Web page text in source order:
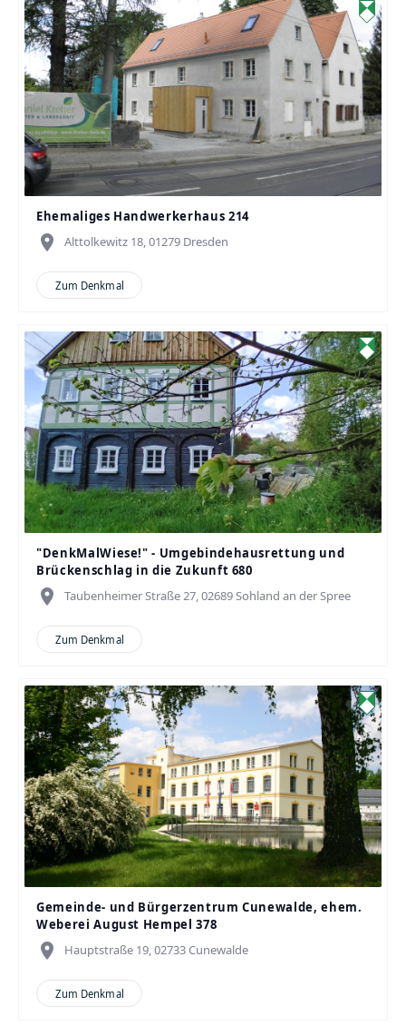
Ehemaliges Handwerkerhaus 214
place Alttolkewitz 18, 01279 Dresden
Zum Denkmal
"DenkMalWiese!" - Umgebindehausrettung und
Brückenschlag in die Zukunft 680
place Taubenheimer Straße 27, 02689 Sohland an der Spree
Zum Denkmal
Gemeinde- und Bürgerzentrum Cunewalde, ehem.
Weberei August Hempel 378
place Hauptstraße 19, 02733 Cunewalde
Zum Denkmal